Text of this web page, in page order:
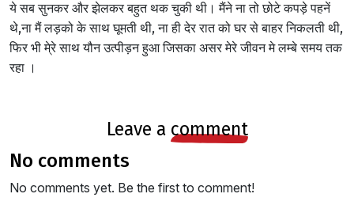
ये सब सुनकर और झेलकर बहुत थक चुकी थी। मैंने ना तो छोटे कपड़े पहनें
थे,ना मैं लड़को के साथ घूमती थी, ना ही देर रात को घर से बाहर निकलती थी,
फिर भी मे्रे साथयौन उत्पीड़नहुआ जिसका असर मेरे जीवन मे लम्बे समय तक
रहा ।
leave a comment
no comments
No comments yet. Be the first to comment!